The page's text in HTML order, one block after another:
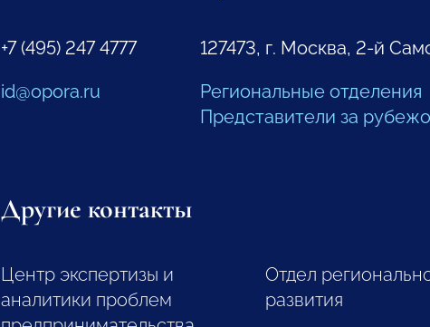
+7 (495) 247 4777
id@opora.ru
127473, г. Москва, 2-й
Региональные отделения
Представители за
Другие контакты
Центр экспертизы и
аналитики проблем
Отдел
развития